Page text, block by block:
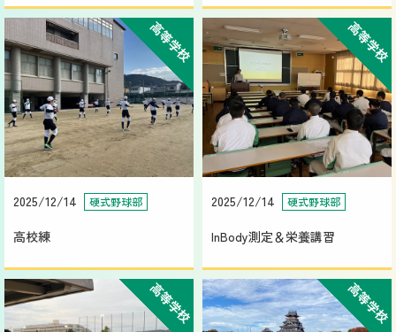
高等学校
2025/12/14 硬式野球部
高校練
高等学校
2025/12/14 硬式野球部
InBody測定＆栄養講習
高等学校 高等学校